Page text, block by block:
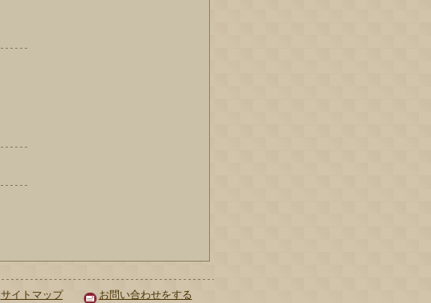
サイトマップ お問い合わせをする